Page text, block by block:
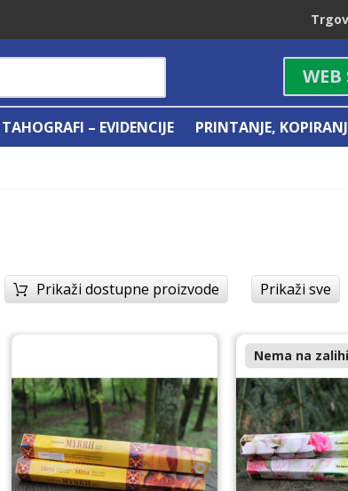
WEB
TAHOGRAFI – EVIDENCIJE PRINTANJE,
Prikaži dostupne proizvode Prikaži sve
Nema na